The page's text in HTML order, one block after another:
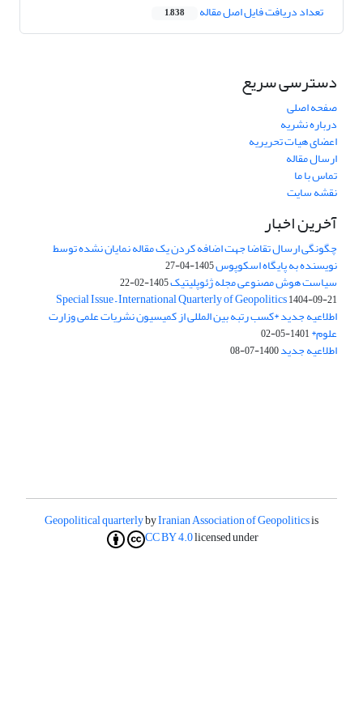
تعداد دریافت فایل اصل مقاله 1,838
دسترسی سریع
صفحه اصلی
درباره نشریه
اعضای هیات تحریریه
ارسال مقاله
تماس با ما
نقشه سایت
آخرین اخبار
چگونگی ارسال تقاضا جهت اضافه کردن یک مقاله نمایان نشده توسط
نویسنده به پایگاه اسکوپوس1405-04-27
سیاست هوش مصنوعی مجله ژئوپلیتیک1405-02-22
Special Issue – International Quarterly of Geopolitics1404-09-21
اطلاعیه جدید *کسب رتبه بین المللی از کمیسیون نشریات علمی وزارت
علوم*1401-05-02
اطلاعیه جدید1400-07-08
Geopolitical quarterlybyIranian Association of Geopoliticsis
licensed under
CC BY 4.0